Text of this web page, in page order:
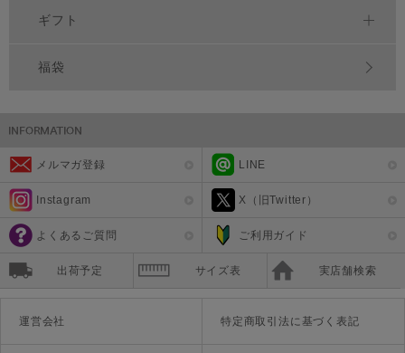
ギフト
福袋
メルマガ登録 LINE
Instagram X（旧Twitter）
よくあるご質問 ご利用ガイド
出荷予定 サイズ表 実店舗検索
運営会社 特定商取引法に基づく表記